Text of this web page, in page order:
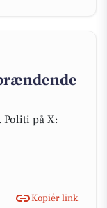
Politi på X:
Kopiér link